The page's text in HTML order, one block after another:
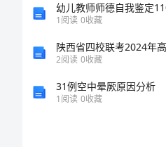
幼儿教师师德自我鉴定
1阅读 0收藏
2阅读 0收藏
31例空中晕厥原因分析
1阅读 0收藏